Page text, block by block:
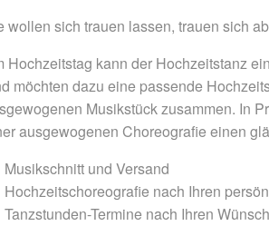
wollen sich trauen lassen, trauen sich
Hochzeitstag kann der Hochzeitstanz
möchten dazu eine passende
Musikstück zusammen. In
ausgewogenen Choreografie einen
Musikschnitt und Versand
Hochzeitschoreografie nach Ihren
Tanzstunden-Termine nach Ihren